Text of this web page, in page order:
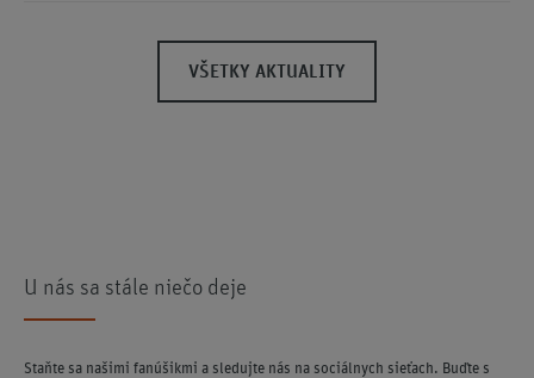
VŠETKY AKTUALITY
U nás sa stále niečo deje
Staňte sa našimi fanúšikmi a sledujte nás na sociálnych sieťach. Buďte s